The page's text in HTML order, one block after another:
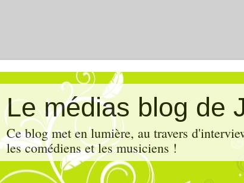
Le médias blog de
Ce blog met en lumière, au travers
les comédiens et les musiciens !